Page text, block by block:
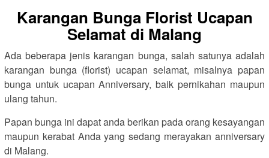
Karangan Bunga Florist Ucapan
Selamat di Malang
Ada beberapa jenis karangan bunga, salah satunya adalah
karangan bunga (florist) ucapan selamat, misalnya papan
bunga untuk ucapan Anniversary, baik pernikahan maupun
ulang tahun.
Papan bunga ini dapat anda berikan pada orang kesayangan
maupun kerabat Anda yang sedang merayakan anniversary
di Malang.